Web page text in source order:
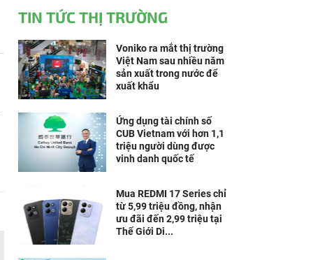
TIN TỨC THỊ TRƯỜNG
Voniko ra mắt thị trường
Việt Nam sau nhiều năm
sản xuất trong nước để
xuất khẩu
Ứng dụng tài chính số
CUB Vietnam với hơn 1,1
triệu người dùng được
vinh danh quốc tế
Mua REDMI 17 Series chỉ
từ 5,99 triệu đồng, nhận
ưu đãi đến 2,99 triệu tại
Thế Giới Di...